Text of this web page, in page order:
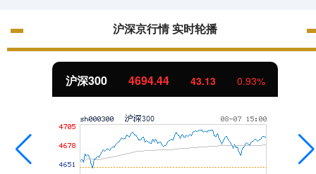
沪深京行情 实时轮播
沪深300 4694.44 43.13 0.93%